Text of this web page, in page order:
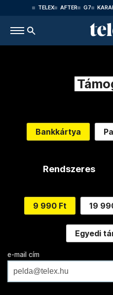
TELEX AFTER G7
Bankkártya
Rendszeres
9 990 Ft 19
Egyedi
e-mail cím